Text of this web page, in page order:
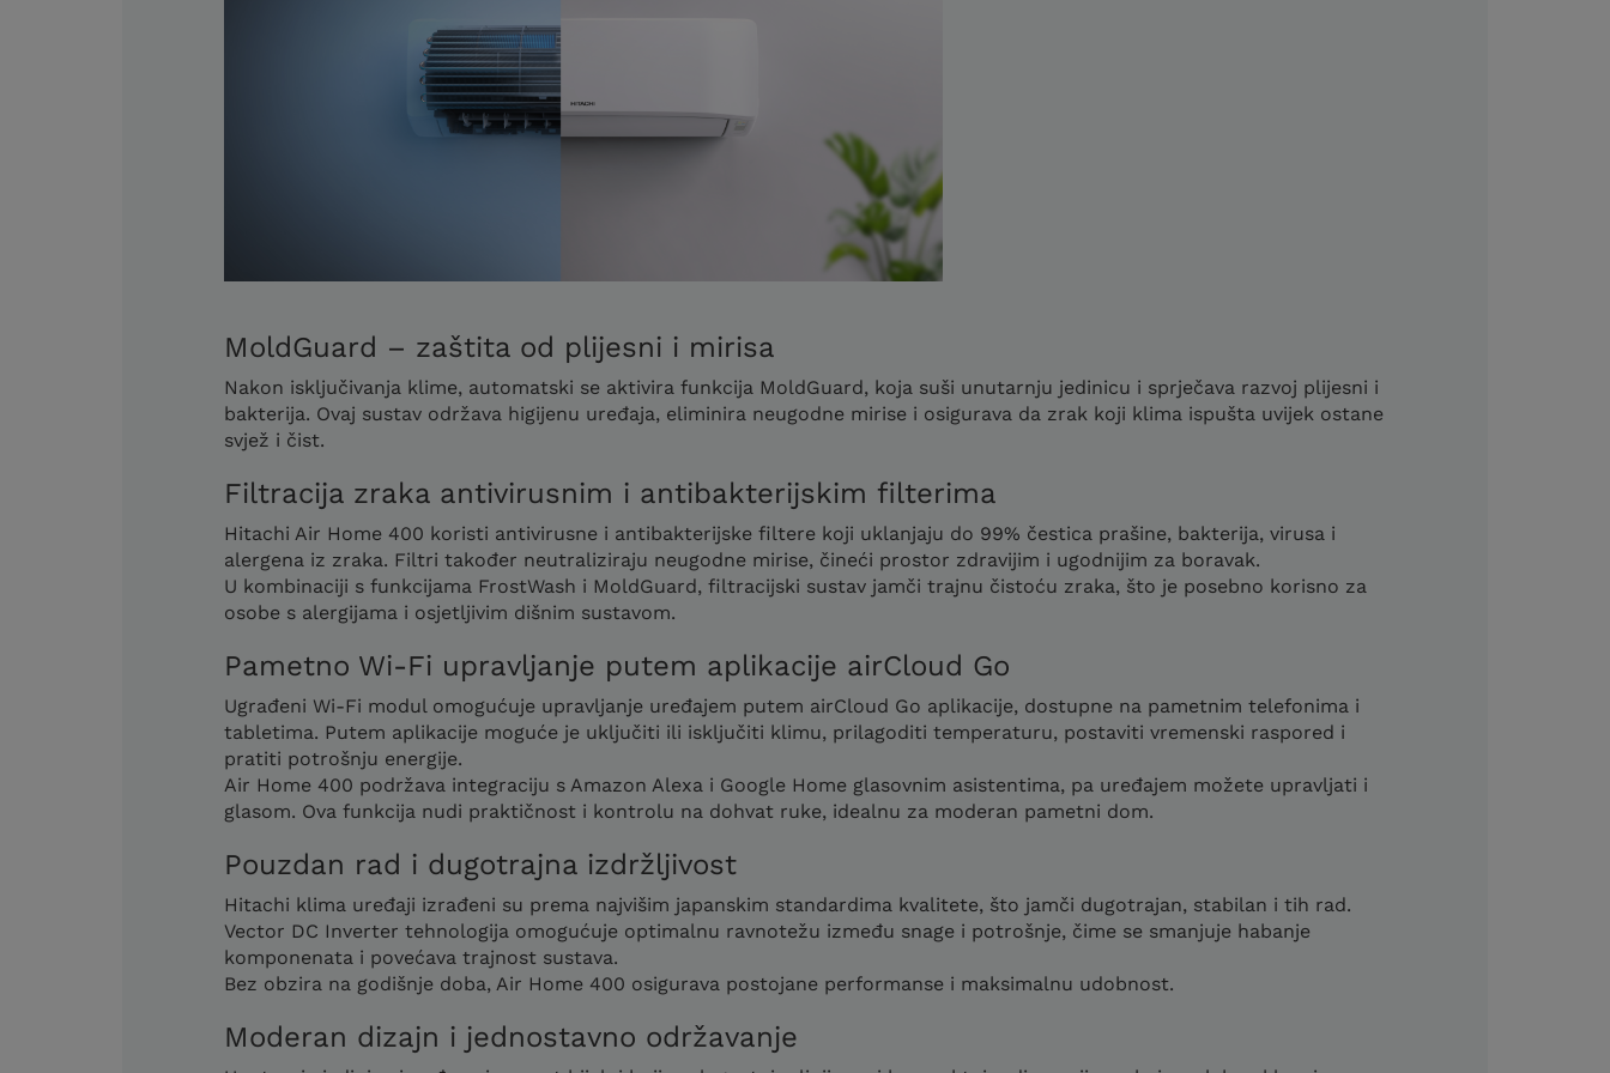
MoldGuard – zaštita od plijesni i mirisa
Nakon isključivanja klime, automatski se aktivira funkcija MoldGuard, koja suši unutarnju jedinicu i sprječava razvoj plijesni i
bakterija. Ovaj sustav održava higijenu uređaja, eliminira neugodne mirise i osigurava da zrak koji klima ispušta uvijek ostane
svjež i čist.
Filtracija zraka antivirusnim i antibakterijskim filterima
Hitachi Air Home 400 koristi antivirusne i antibakterijske filtere koji uklanjaju do 99% čestica prašine, bakterija, virusa i
alergena iz zraka. Filtri također neutraliziraju neugodne mirise, čineći prostor zdravijim i ugodnijim za boravak.
U kombinaciji s funkcijama FrostWash i MoldGuard, filtracijski sustav jamči trajnu čistoću zraka, što je posebno korisno za
osobe s alergijama i osjetljivim dišnim sustavom.
Pametno Wi-Fi upravljanje putem aplikacije airCloud Go
Ugrađeni Wi-Fi modul omogućuje upravljanje uređajem putem airCloud Go aplikacije, dostupne na pametnim telefonima i
tabletima. Putem aplikacije moguće je uključiti ili isključiti klimu, prilagoditi temperaturu, postaviti vremenski raspored i
pratiti potrošnju energije.
Air Home 400 podržava integraciju s Amazon Alexa i Google Home glasovnim asistentima, pa uređajem možete upravljati i
glasom. Ova funkcija nudi praktičnost i kontrolu na dohvat ruke, idealnu za moderan pametni dom.
Pouzdan rad i dugotrajna izdržljivost
Hitachi klima uređaji izrađeni su prema najvišim japanskim standardima kvalitete, što jamči dugotrajan, stabilan i tih rad.
Vector DC Inverter tehnologija omogućuje optimalnu ravnotežu između snage i potrošnje, čime se smanjuje habanje
komponenata i povećava trajnost sustava.
Bez obzira na godišnje doba, Air Home 400 osigurava postojane performanse i maksimalnu udobnost.
Moderan dizajn i jednostavno održavanje